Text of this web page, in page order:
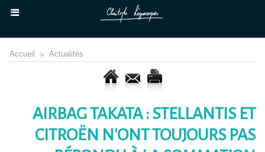
Accueil > Actualités
AIRBAG TAKATA : STELLANTIS ET
CITROËN N'ONT TOUJOURS PAS